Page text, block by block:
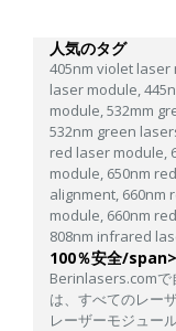
人気のタグ
405nm violet laser
laser module,
module, 532mm
532nm green
red laser module,
module, 650nm
alignment, 660nm
module, 660nm
808nm infrared
100％安全/span>
Berinlasers.comで
は、すべてのレー
レーザーモジュー